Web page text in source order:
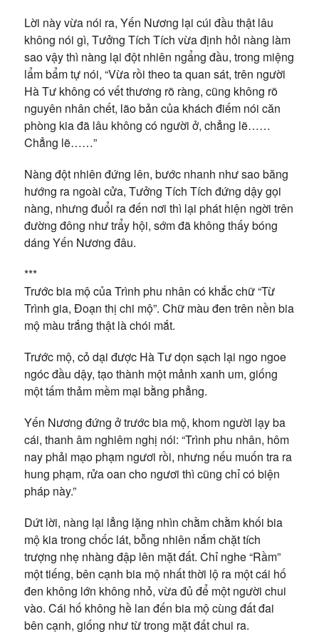
Lời này vừa nói ra, Yến Nương lại cúi đầu thật lâu
không nói gì, Tưởng Tích Tích vừa định hỏi nàng làm
sao vậy thì nàng lại đột nhiên ngẩng đầu, trong miệng
lẩm bẩm tự nói, “Vừa rồi theo ta quan sát, trên người
Hà Tư không có vết thương rõ ràng, cũng không rõ
nguyên nhân chết, lão bản của khách điếm nói căn
phòng kia đã lâu không có người ở, chẳng lẽ……
Chẳng lẽ……”
Nàng đột nhiên đứng lên, bước nhanh như sao băng
hướng ra ngoài cửa, Tưởng Tích Tích đứng dậy gọi
nàng, nhưng đuổi ra đến nơi thì lại phát hiện ngời trên
đường đông như trẩy hội, sớm đã không thấy bóng
dáng Yến Nương đâu.
***
Trước bia mộ của Trình phu nhân có khắc chữ “Từ
Trình gia, Đoạn thị chi mộ”. Chữ màu đen trên nền bia
mộ màu trắng thật là chói mắt.
Trước mộ, cỏ dại được Hà Tư dọn sạch lại ngo ngoe
ngóc đầu dậy, tạo thành một mảnh xanh um, giống
một tấm thảm mềm mại bằng phẳng.
Yến Nương đứng ở trước bia mộ, khom người lạy ba
cái, thanh âm nghiêm nghị nói: “Trình phu nhân, hôm
nay phải mạo phạm ngươi rồi, nhưng nếu muốn tra ra
hung phạm, rửa oan cho ngươi thì cũng chỉ có biện
pháp này.”
Dứt lời, nàng lại lẳng lặng nhìn chằm chằm khối bia
mộ kia trong chốc lát, bỗng nhiên nắm chặt tích
trượng nhẹ nhàng đập lên mặt đất. Chỉ nghe “Rầm”
một tiếng, bên cạnh bia mộ nhất thời lộ ra một cái hố
đen không lớn không nhỏ, vừa đủ để một người chui
vào. Cái hố không hề lan đến bia mộ cùng đất đai
bên cạnh, giống như từ trong mặt đất chui ra.